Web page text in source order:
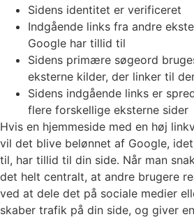
Sidens identitet er verificeret
Indgående links fra andre
Google har tillid til
Sidens primære søgeord
eksterne kilder, der linker til
Sidens indgående links er
flere forskellige eksterne sider
Hvis en hjemmeside med en høj
vil det blive belønnet af Google,
til, har tillid til din side. Når man
det helt centralt, at andre brugere
ved at dele det på sociale medier
skaber trafik på din side, og giver